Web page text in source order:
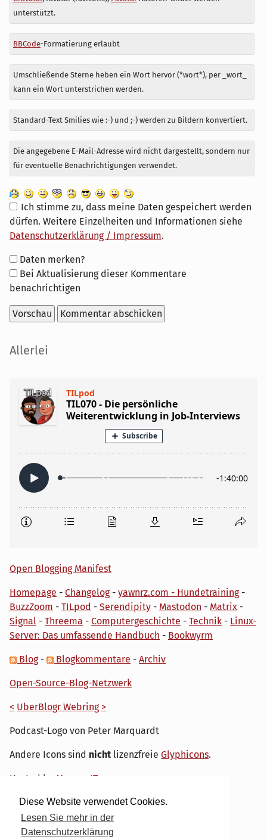
Diese Website verwendet Cookies.
Lesen Sie mehr in der
Datenschutzerklärung
zu
unterstützt.
BBCode-Formatierung erlaubt
Umschließende Sterne heben ein Wort hervor (*wort*), per _wort_
kann ein Wort unterstrichen werden.
Standard-Text Smilies wie :-) und ;-) werden zu Bildern konvertiert.
Die angegebene E-Mail-Adresse wird nicht dargestellt, sondern nur
für eventuelle Benachrichtigungen verwendet.
Ich stimme zu, dass meine Daten gespeichert werden
dürfen. Weitere Einzelheiten und Informationen siehe
Datenschutzerklärung / Impressum.
Formular-
Optionen
Daten merken?
Bei Aktualisierung dieser Kommentare
benachrichtigen
Seitenleiste
Allerlei
Open Blogging Manifest
Homepage - Changelog- yawnrz.com - Hundetraining-
BuzzZoom - TILpod - Serendipity - Mastodon - Matrix -
Signal - Threema - Computergeschichte - Technik - Linux-
Server: Das umfassende Handbuch - Bookwyrm
Blog- Blogkommentare - Archiv
Open-Source-Blog-Netzwerk
< UberBlogr Webring >
Podcast-Logo von Peter Marquardt
Andere Icons sind nicht lizenzfreie Glyphicons.
Hosted by My own IT.